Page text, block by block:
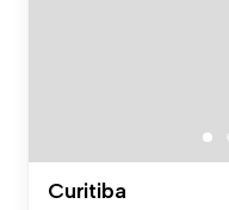
Curitiba